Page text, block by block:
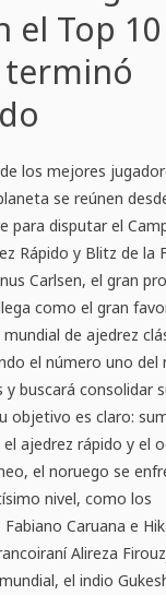
el Top
terminó
los mejores
se reúnen
para disputar el
Rápido y Blitz de la
Carlsen, el gran
como el gran
de ajedrez
el número uno del
buscará consolidar
objetivo es claro:
ajedrez rápido y el
el noruego se
nivel, como los
Caruana e
Alireza
el indio